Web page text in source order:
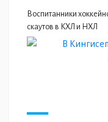
Воспитанники
скаутов в КХЛ и НХЛ